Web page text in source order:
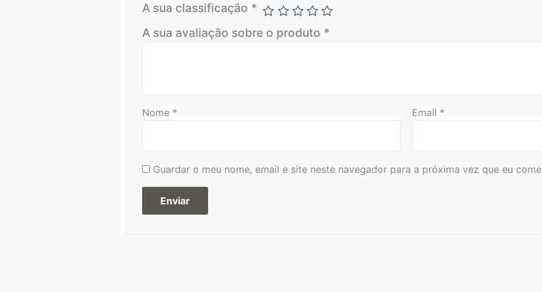
A sua classificação *
A sua avaliação sobre o produto *
Nome * Email *
Guardar o meu nome, email e site neste navegador para a próxima vez que eu